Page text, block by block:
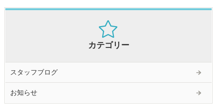
カテゴリー
スタッフブログ
お知らせ